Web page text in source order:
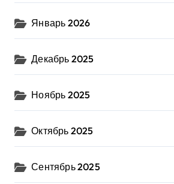
Январь 2026
Декабрь 2025
Ноябрь 2025
Октябрь 2025
Сентябрь 2025